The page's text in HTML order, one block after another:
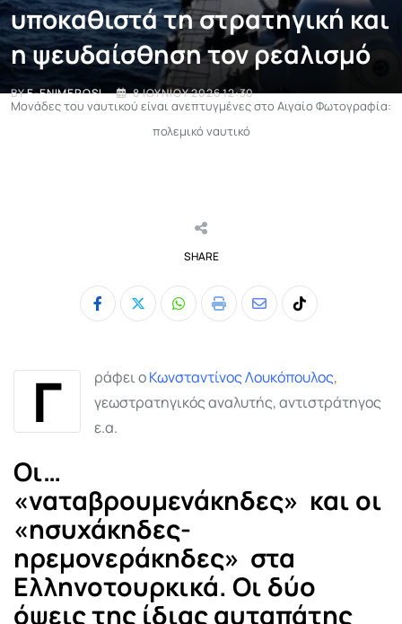
υποκαθιστά τη στρατηγική και
η ψευδαίσθηση τον ρεαλισμό
BYE-ENIMEROSI 8 ΙΟΥΝΊΟΥ 2026 12:30
Μονάδες του ναυτικού είναι ανεπτυγμένες στο Αιγαίο Φωτογραφία:
πολεμικό ναυτικό
SHARE
Whatsapp
Print
ShareTiktok
Γ ράφει οΚωνσταντίνος Λουκόπουλος,
γεωστρατηγικός αναλυτής, αντιστράτηγος
ε.α.
Οι…
«ναταβρουμενάκηδες» και οι
«ησυχάκηδες-
ηρεμονεράκηδες» στα
Ελληνοτουρκικά. Οι δύο
όψεις της ίδιας αυταπάτης